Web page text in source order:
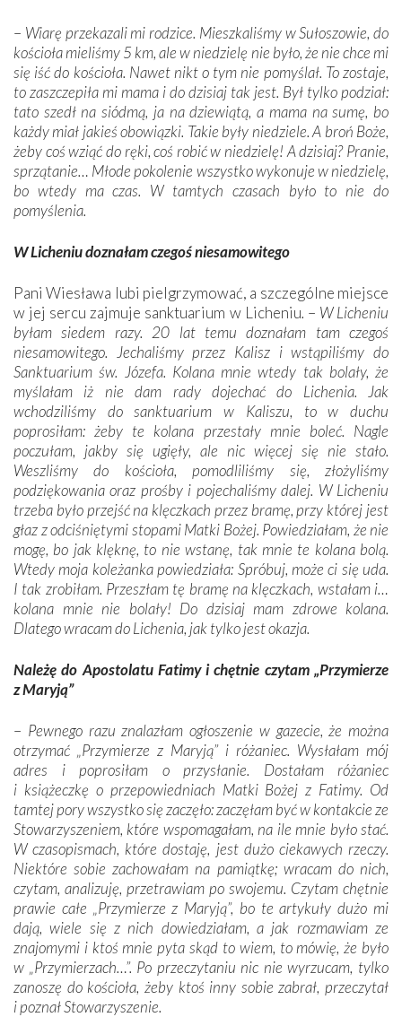
– Wiarę przekazali mi rodzice. Mieszkaliśmy w Sułoszowie, do
kościoła mieliśmy 5 km, ale w niedzielę nie było, że nie chce mi
się iść do kościoła. Nawet nikt o tym nie pomyślał. To zostaje,
to zaszczepiła mi mama i do dzisiaj tak jest. Był tylko podział:
tato szedł na siódmą, ja na dziewiątą, a mama na sumę, bo
każdy miał jakieś obowiązki. Takie były niedziele. A broń Boże,
żeby coś wziąć do ręki, coś robić w niedzielę! A dzisiaj? Pranie,
sprzątanie… Młode pokolenie wszystko wykonuje w niedzielę,
bo wtedy ma czas. W tamtych czasach było to nie do
pomyślenia.
W Licheniu doznałam czegoś niesamowitego
Pani Wiesława lubi pielgrzymować, a szczególne miejsce
w jej sercu zajmuje sanktuarium w Licheniu. – W Licheniu
byłam siedem razy. 20 lat temu doznałam tam czegoś
niesamowitego. Jechaliśmy przez Kalisz i wstąpiliśmy do
Sanktuarium św. Józefa. Kolana mnie wtedy tak bolały, że
myślałam iż nie dam rady dojechać do Lichenia. Jak
wchodziliśmy do sanktuarium w Kaliszu, to w duchu
poprosiłam: żeby te kolana przestały mnie boleć. Nagle
poczułam, jakby się ugięły, ale nic więcej się nie stało.
Weszliśmy do kościoła, pomodliliśmy się, złożyliśmy
podziękowania oraz prośby i pojechaliśmy dalej. W Licheniu
trzeba było przejść na klęczkach przez bramę, przy której jest
głaz z odciśniętymi stopami Matki Bożej. Powiedziałam, że nie
mogę, bo jak klęknę, to nie wstanę, tak mnie te kolana bolą.
Wtedy moja koleżanka powiedziała: Spróbuj, może ci się uda.
I tak zrobiłam. Przeszłam tę bramę na klęczkach, wstałam i…
kolana mnie nie bolały! Do dzisiaj mam zdrowe kolana.
Dlatego wracam do Lichenia, jak tylko jest okazja.
Należę do Apostolatu Fatimy i chętnie czytam „Przymierze
z Maryją”
– Pewnego razu znalazłam ogłoszenie w gazecie, że można
otrzymać „Przymierze z Maryją” i różaniec. Wysłałam mój
adres i poprosiłam o przysłanie. Dostałam różaniec
i książeczkę o przepowiedniach Matki Bożej z Fatimy. Od
tamtej pory wszystko się zaczęło: zaczęłam być w kontakcie ze
Stowarzyszeniem, które wspomagałam, na ile mnie było stać.
W czasopismach, które dostaję, jest dużo ciekawych rzeczy.
Niektóre sobie zachowałam na pamiątkę; wracam do nich,
czytam, analizuję, przetrawiam po swojemu. Czytam chętnie
prawie całe „Przymierze z Maryją”, bo te artykuły dużo mi
dają, wiele się z nich dowiedziałam, a jak rozmawiam ze
znajomymi i ktoś mnie pyta skąd to wiem, to mówię, że było
w „Przymierzach…”. Po przeczytaniu nic nie wyrzucam, tylko
zanoszę do kościoła, żeby ktoś inny sobie zabrał, przeczytał
i poznał Stowarzyszenie.